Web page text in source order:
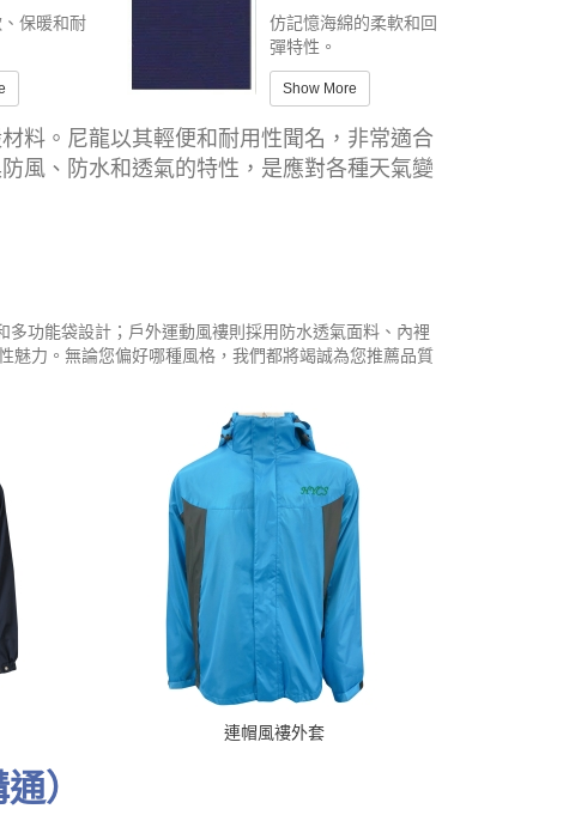
保暖和耐
仿記憶海綿的柔軟和回
彈特性。
Show More
料。尼龍以其輕便和耐用性聞名，非常適合
風、防水和透氣的特性，是應對各種天氣變
功能袋設計；戶外運動風褸則採用防水透氣面料、內裡
魅力。無論您偏好哪種風格，我們都將竭誠為您推薦品質
連帽風褸外套
）